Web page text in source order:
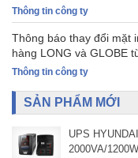
Đơn giá (VND):Liên hệ
Mã
Thông tin công ty
Thông báo thay đổi mặt
hàng LONG và GLOBE
Thông tin công ty
SẢN PHẨM MỚI
UPS
2000VA/